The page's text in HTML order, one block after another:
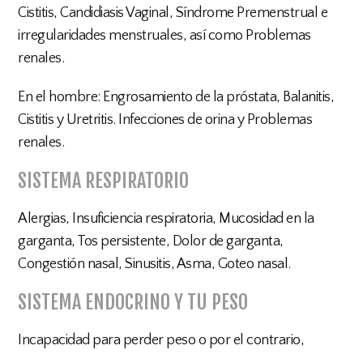
Cistitis, Candidiasis Vaginal, Síndrome Premenstrual e
irregularidades menstruales, así como Problemas
renales.
En el hombre: Engrosamiento de la próstata, Balanitis,
Cistitis y Uretritis. Infecciones de orina y Problemas
renales.
SISTEMA RESPIRATORIO
Alergias, Insuficiencia respiratoria, Mucosidad en la
garganta, Tos persistente, Dolor de garganta,
Congestión nasal, Sinusitis, Asma, Goteo nasal.
SISTEMA ENDOCRINO Y TU PESO
Incapacidad para perder peso o por el contrario,